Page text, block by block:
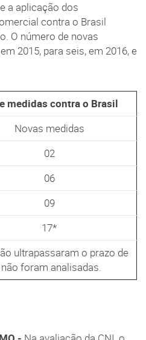
a aplicação dos
contra o Brasil
O número de novas
2015, para seis, em 2016, e
medidas contra o Brasil
Novas medidas
02
06
09
17*
ultrapassaram o prazo de
foram analisadas.